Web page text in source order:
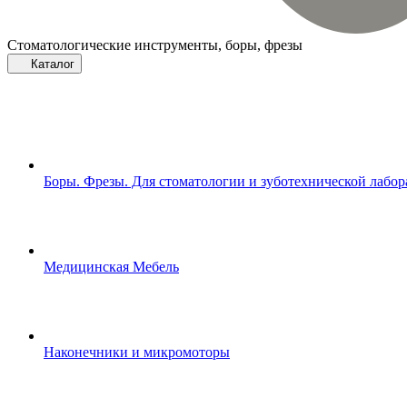
Стоматологические инструменты, боры, фрезы
Каталог
Боры. Фрезы. Для стоматологии и зуботехнической
Медицинская Мебель
Наконечники и микромоторы